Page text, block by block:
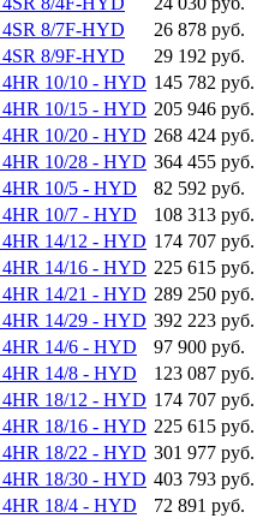
4SR 8/7F-HYD
26 878 руб.
4SR 8/9F-HYD
29 192 руб.
4HR 10/10 - HYD 145 782 руб.
4HR 10/15 - HYD 205 946 руб.
4HR 10/20 - HYD 268 424 руб.
4HR 10/28 - HYD 364 455 руб.
4HR 10/5 - HYD
82 592 руб.
4HR 10/7 - HYD
108 313 руб.
4HR 14/12 - HYD 174 707 руб.
4HR 14/16 - HYD 225 615 руб.
4HR 14/21 - HYD 289 250 руб.
4HR 14/29 - HYD 392 223 руб.
4HR 14/6 - HYD
97 900 руб.
4HR 14/8 - HYD
123 087 руб.
4HR 18/12 - HYD 174 707 руб.
4HR 18/16 - HYD 225 615 руб.
4HR 18/22 - HYD 301 977 руб.
4HR 18/30 - HYD 403 793 руб.
4HR 18/4 - HYD
72 891 руб.